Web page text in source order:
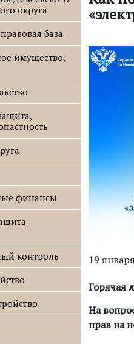
округа
база
имущество,
финансы
контроль
19
Горячая
На
прав на